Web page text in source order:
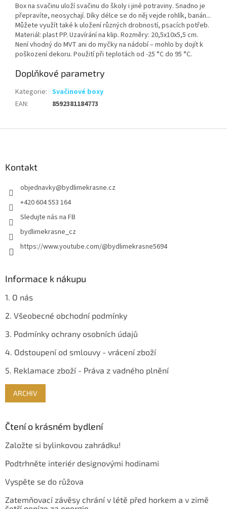
Box na svačinu uloží svačinu do školy i jiné potraviny. Snadno je
přepravíte, neosychají. Díky délce se do něj vejde rohlík, banán...
Můžete využít také k uložení různých drobností, psacích potřeb.
Materiál: plast PP. Uzavírání na klip. Rozměry: 20,5x10x5,5 cm.
Není vhodný do MVT ani do myčky na nádobí – mohlo by dojít k
poškození dekoru. Použití při teplotách od -25 °C do 95 °C.
Doplňkové parametry
Kategorie: Svačinové boxy
EAN: 8592381184773
Kontakt
objednavky@bydlimekrasne.cz
+420 604 553 164
Sledujte nás na FB
bydlimekrasne_cz
https://www.youtube.com/@bydlimekrasne5694
Informace k nákupu
1. O nás
2. Všeobecné obchodní podmínky
3. Podmínky ochrany osobních údajů
4. Odstoupení od smlouvy - vrácení zboží
5. Reklamace zboží - Práva z vadného plnění
ARCHIV
Čtení o krásném bydlení
Založte si bylinkovou zahrádku!
Podtrhněte interiér designovými hodinami
Vyspěte se do růžova
Zatemňovací závěsy chrání v létě před horkem a v zimě